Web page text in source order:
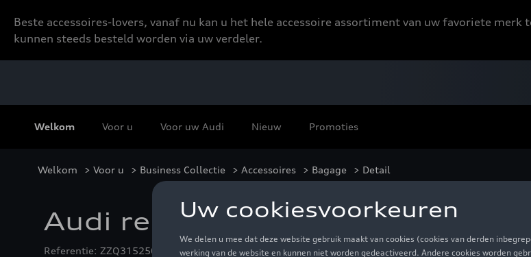
Beste accessoires-lovers, vanaf nu kan u het hele accessoire assortiment van uw favoriete merk
kunnen steeds besteld worden via uw verdeler.
Welkom Voor u Voor uw Audi Nieuw Promoties
Welkom > Voor u > Business Collectie > Accessoires > Bagage > Detail
Audi reiskoffer M, grijs
Referentie: ZZQ3152500200